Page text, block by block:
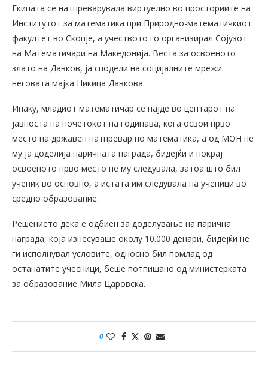
Екипата се натпреварувала виртуелно во просториите на
Институтот за математика при Природно-математичкиот
факултет во Скопје, а учеството го организирал Сојузот
на Математичари на Македонија. Веста за освоеното
злато на Давков, ја сподели на социјалните мрежи
неговата мајка Никица Давкова.
Инаку, младиот математичар се најде во центарот на
јавноста на почетокот на годинава, кога освои прво
место на државен натпревар по математика, а од МОН не
му ја доделија паричната награда, бидејќи и покрај
освоеното прво место не му следувала, затоа што бил
ученик во основно, а истата им следувала на ученици во
средно образование.
Решението дека е одбиен за доделување на парична
награда, која изнесуваше околу 10.000 денари, бидејќи не
ги исполнувал условите, односно бил помлад од
останатите учесници, беше потпишано од министерката
за образование Мила Царовска.
0